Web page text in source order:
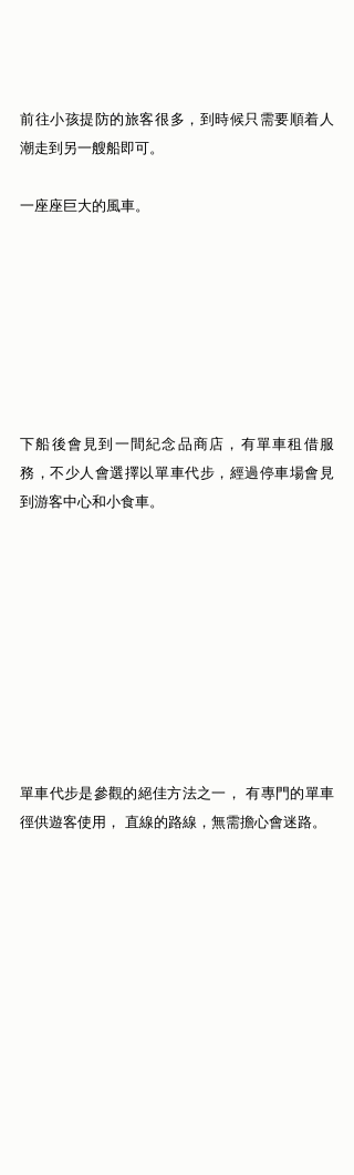
前往小孩提防的旅客很多，到時候只需要順着人
潮走到另一艘船即可。
一座座巨大的風車。
下船後會見到一間紀念品商店，有單車租借服
務，不少人會選擇以單車代步，經過停車場會見
到游客中心和小食車。
單車代步是參觀的絕佳方法之一， 有專門的單車
徑供遊客使用， 直線的路線，無需擔心會迷路。